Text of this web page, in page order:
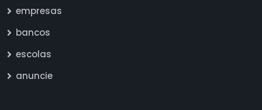
empresas
bancos
escolas
anuncie